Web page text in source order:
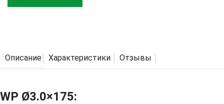
Описание Характеристики Отзывы
WP Ø3.0×175: